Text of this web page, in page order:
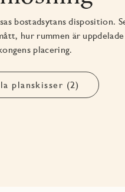
bostadsytans disposition.
hur rummen är
placering.
planskisser (2)